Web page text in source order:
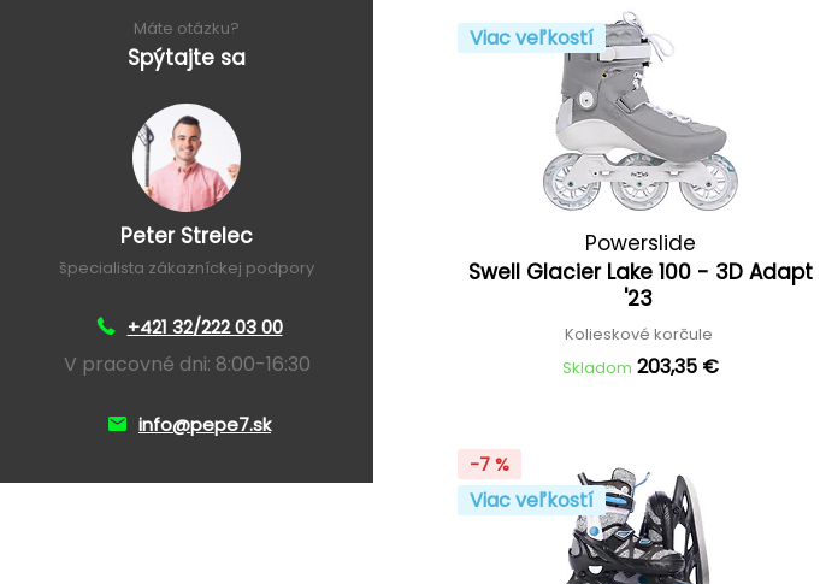
Máte otázku?
Spýtajte sa
Peter Strelec
špecialista zákazníckej podpory
+421 32/222 03 00
V pracovné dni: 8:00-16:30
info@pepe7.sk
Viac veľkostí
Powerslide
Swell Glacier Lake 100 - 3D Adapt
'23
Kolieskové korčule
Skladom 203,35 €
-7 %
Viac veľkostí